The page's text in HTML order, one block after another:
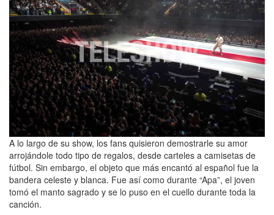
A lo largo de su show, los fans quisieron demostrarle su amor
arrojándole todo tipo de regalos, desde carteles a camisetas de
fútbol. Sin embargo, el objeto que más encantó al español fue la
bandera celeste y blanca. Fue así como durante “Apa”, el joven
tomó el manto sagrado y se lo puso en el cuello durante toda la
canción.